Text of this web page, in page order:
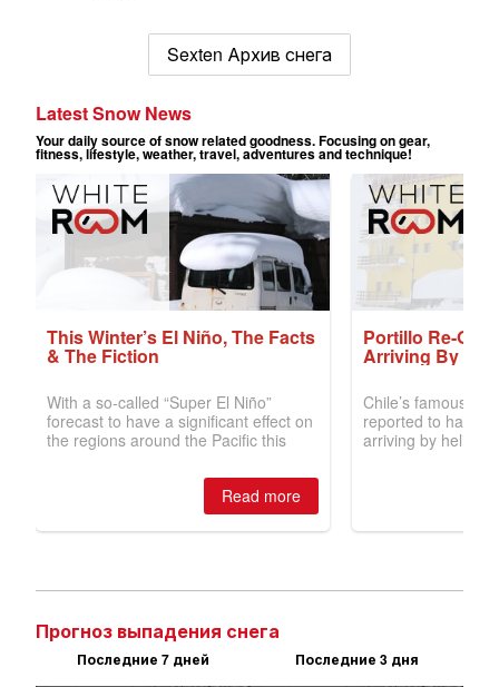
Sexten Архив снега
Прогноз выпадения снега
Последние 7 дней Последние 3 дня